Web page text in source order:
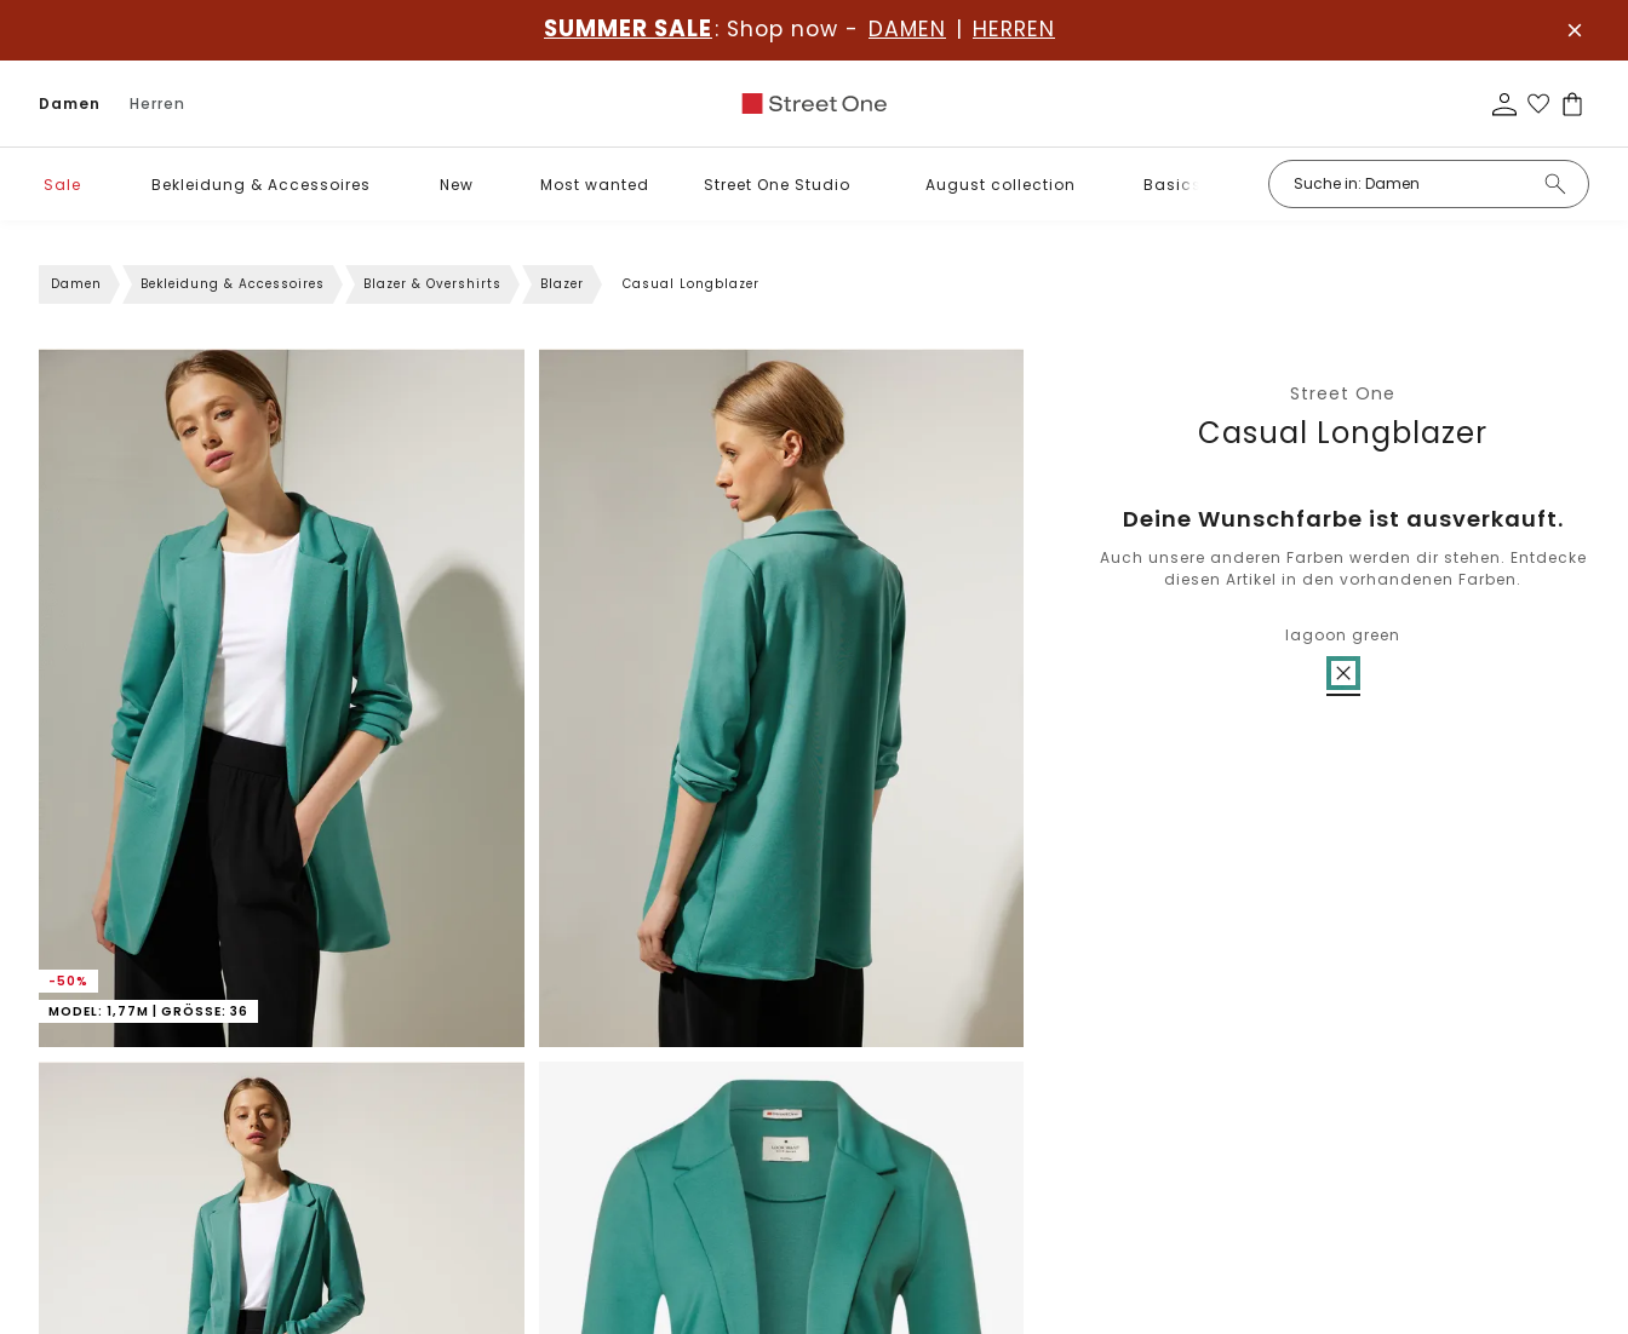
SUMMER SALE : Shop now - DAMEN | HERREN
Damen Herren
Sale Bekleidung & Accessoires New Most wanted Street One Studio August collection Basics
Damen Bekleidung & Accessoires Blazer & Overshirts Blazer Casual Longblazer
-50%
MODEL: 1,77M | GRÖSSE: 36
Street One
Casual Longblazer
Deine Wunschfarbe ist ausverkauft.
Auch unsere anderen Farben werden dir stehen. Entdecke
diesen Artikel in den vorhandenen Farben.
lagoon green